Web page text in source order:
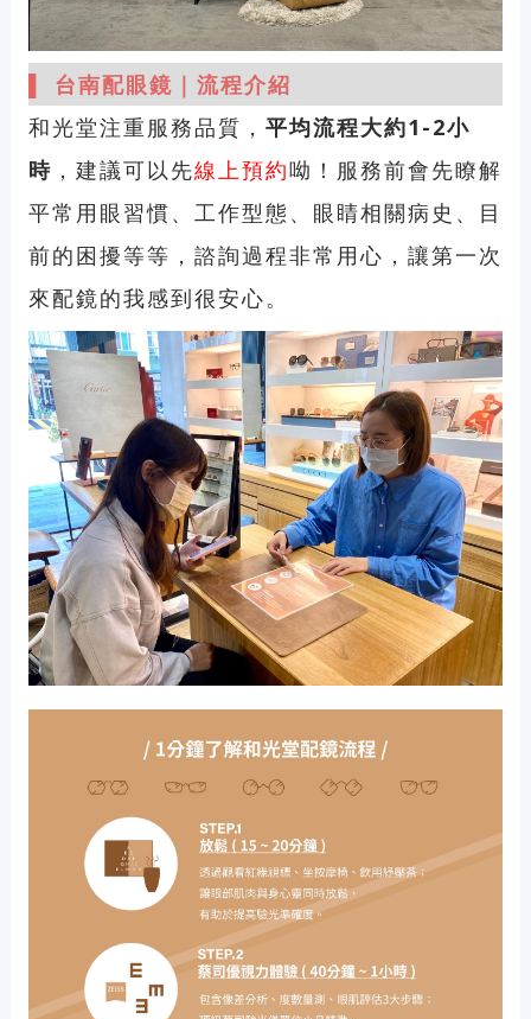
▌ 台南配眼鏡｜流程介紹
和光堂注重服務品質， 平均流程大約1-2小
時 ，建議可以先線上預約呦！服務前會先瞭解
平常用眼習慣、工作型態、眼睛相關病史、目
前的困擾等等，諮詢過程非常用心，讓第一次
來配鏡的我感到很安心。